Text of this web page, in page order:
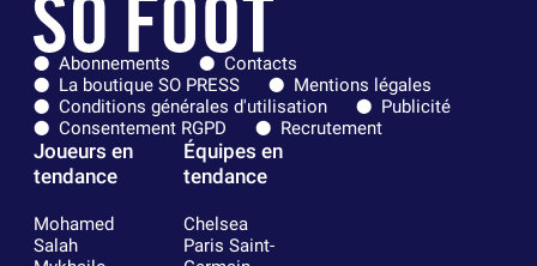
Abonnements
Contacts
La boutique SO PRESS
Mentions légales
Conditions générales d'utilisation
Publicité
Consentement RGPD
Recrutement
Joueurs en
tendance
Mohamed
Salah
Équipes en
tendance
Chelsea
Paris Saint-